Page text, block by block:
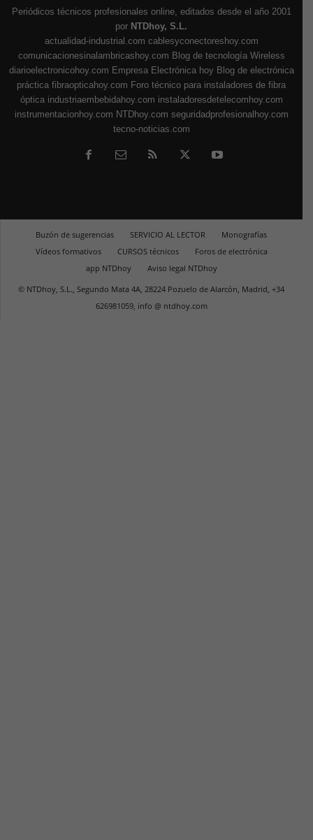
Periódicos técnicos profesionales online, editados desde el año 2001
por NTDhoy, S.L.
actualidad-industrial.com cablesyconectoreshoy.com
comunicacionesinalambricashoy.com Blog de tecnología Wireless
diarioelectronicohoy.com Empresa Electrónica hoy Blog de electrónica
práctica fibraopticahoy.com Foro técnico para instaladores de fibra
óptica industriaembebidahoy.com instaladoresdetelecomhoy.com
instrumentacionhoy.com NTDhoy.com seguridadprofesionalhoy.com
tecno-noticias.com
Buzón de sugerencias SERVICIO AL LECTOR
Monografías
Vídeos formativos
CURSOS técnicos
Foros de electrónica
app NTDhoy
Aviso legal NTDhoy
© NTDhoy, S.L., Segundo Mata 4A, 28224 Pozuelo de Alarcón, Madrid, +34
626981059, info @ ntdhoy.com